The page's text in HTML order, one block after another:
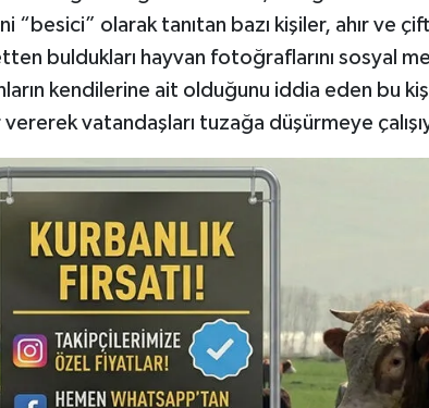
“besici” olarak tanıtan bazı kişiler, ahır ve
buldukları hayvan fotoğraflarını sosyal
kendilerine ait olduğunu iddia eden bu
vatandaşları tuzağa düşürmeye